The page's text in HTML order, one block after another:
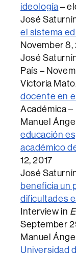
ideología–
José
el sistema
November 8,
José
País –
Victoria
docente en
Académica
Manuel
educación
académico
12, 2017
José
beneficia un
dificultades
Interview in
September
Manuel
Universidad